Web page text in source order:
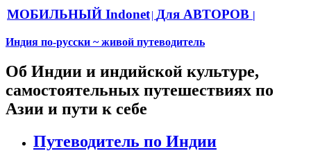
МОБИЛЬНЫЙ Indonet| Для АВТОРОВ |
Индия по-русски ~ живой путеводитель
Об Индии и индийской культуре,
самостоятельных путешествиях по
Азии и пути к себе
Путеводитель по Индии